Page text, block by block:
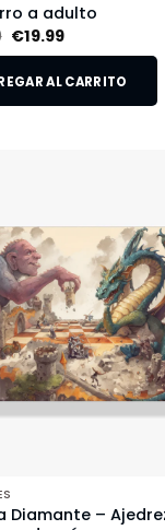
a adulto
€19.99
AL CARRITO
Diamante –